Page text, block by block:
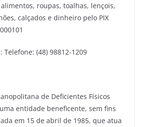
roupas, toalhas, lençois,
calçados e dinheiro pelo PIX
Telefone: (48) 98812-1209
de Deficientes Físicos
entidade beneficente, sem fins
em 15 de abril de 1985, que atua